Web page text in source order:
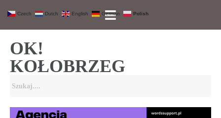
OK!
KOŁOBRZEG
Czech Dutch English German Polish